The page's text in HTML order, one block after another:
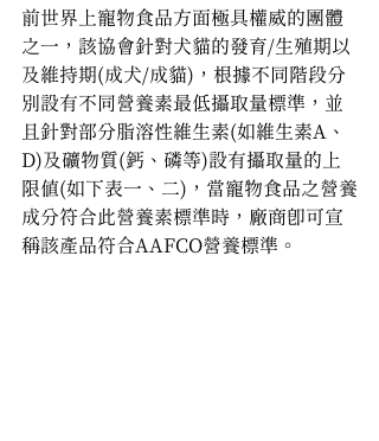
前世界上寵物食品方面極具權威的團體
之一，該協會針對犬貓的發育/生殖期以
及維持期(成犬/成貓)，根據不同階段分
別設有不同營養素最低攝取量標準，並
且針對部分脂溶性維生素(如維生素A、
D)及礦物質(鈣、磷等)設有攝取量的上
限值(如下表一、二)，當寵物食品之營養
成分符合此營養素標準時，廠商即可宣
稱該產品符合AAFCO營養標準。